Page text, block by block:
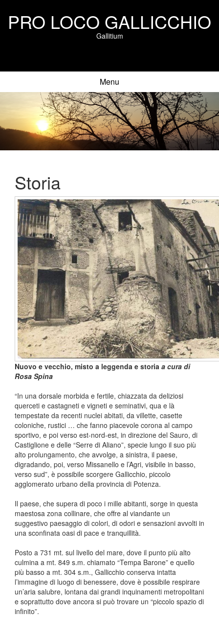
PRO LOCO GALLICCHIO
Gallitium
Menu
Storia
Nuovo e vecchio, misto a leggenda e storia a cura di
Rosa Spina
“In una dorsale morbida e fertile, chiazzata da deliziosi
querceti e castagneti e vigneti e seminativi, qua e là
tempestate da recenti nuclei abitati, da villette, casette
coloniche, rustici … che fanno piacevole corona al campo
sportivo, e poi verso est-nord-est, in direzione del Sauro, di
Castiglione e delle “Serre di Aliano”, specie lungo il suo più
alto prolungamento, che avvolge, a sinistra, il paese,
digradando, poi, verso Missanello e l’Agri, visibile in basso,
verso sud”, è possibile scorgere Gallicchio, piccolo
agglomerato urbano della provincia di Potenza.
Il paese, che supera di poco i mille abitanti, sorge in questa
maestosa zona collinare, che offre al viandante un
suggestivo paesaggio di colori, di odori e sensazioni avvolti in
una sconfinata oasi di pace e tranquillità.
Posto a 731 mt. sul livello del mare, dove il punto più alto
culmina a mt. 849 s.m. chiamato “Tempa Barone” e quello
più basso a mt. 304 s.m., Gallicchio conserva intatta
l’immagine di luogo di benessere, dove è possibile respirare
un’aria salubre, lontana dai grandi inquinamenti metropolitani
e soprattutto dove ancora si può trovare un “piccolo spazio di
infinito”.